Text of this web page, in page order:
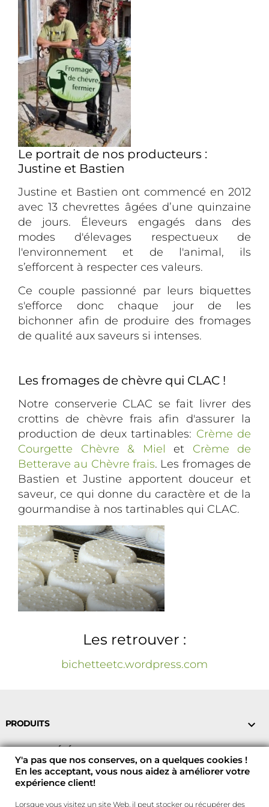
Le portrait de nos producteurs :
Justine et Bastien
Justine et Bastien ont commencé en 2012
avec 13 chevrettes âgées d’une quinzaine
de jours. Éleveurs engagés dans des
modes d'élevages respectueux de
l'environnement et de l'animal, ils
s’efforcent à respecter ces valeurs.
Ce couple passionné par leurs biquettes
s'efforce donc chaque jour de les
bichonner afin de produire des fromages
de qualité aux saveurs si intenses.
Les fromages de chèvre qui CLAC !
Notre conserverie CLAC se fait livrer des
crottins de chèvre frais afin d'assurer la
production de deux tartinables: Crème de
Courgette Chèvre & Miel et Crème de
Betterave au Chèvre frais. Les fromages de
Bastien et Justine apportent douceur et
saveur, ce qui donne du caractère et de la
gourmandise à nos tartinables qui CLAC.
Les retrouver :
bichetteetc.wordpress.com
PRODUITS 
NOTRE SOCIÉTÉ 
VOTRE COMPTE 
CONTACTEZ-NOUS ! 
Y'a pas que nos conserves, on a quelques cookies !
En les acceptant, vous nous aidez à améliorer votre
expérience client!
Lorsque vous visitez un site Web, il peut stocker ou récupérer des